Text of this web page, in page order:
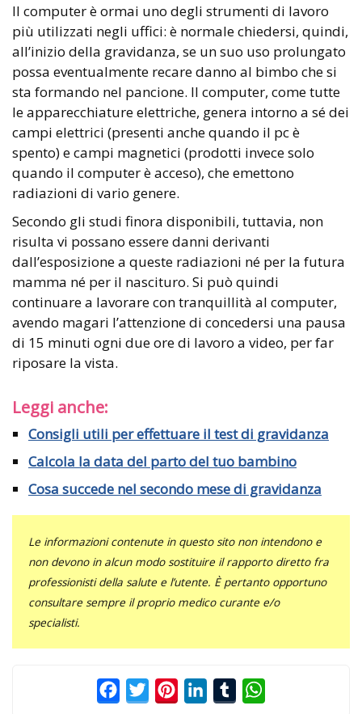
Il computer è ormai uno degli strumenti di lavoro
più utilizzati negli uffici: è normale chiedersi, quindi,
all’inizio della gravidanza, se un suo uso prolungato
possa eventualmente recare danno al bimbo che si
sta formando nel pancione. Il computer, come tutte
le apparecchiature elettriche, genera intorno a sé dei
campi elettrici (presenti anche quando il pc è
spento) e campi magnetici (prodotti invece solo
quando il computer è acceso), che emettono
radiazioni di vario genere.
Secondo gli studi finora disponibili, tuttavia, non
risulta vi possano essere danni derivanti
dall’esposizione a queste radiazioni né per la futura
mamma né per il nascituro. Si può quindi
continuare a lavorare con tranquillità al computer,
avendo magari l’attenzione di concedersi una pausa
di 15 minuti ogni due ore di lavoro a video, per far
riposare la vista.
Leggi anche:
Consigli utili per effettuare il test di gravidanza
Calcola la data del parto del tuo bambino
Cosa succede nel secondo mese di gravidanza
Le informazioni contenute in questo sito non intendono e
non devono in alcun modo sostituire il rapporto diretto fra
professionisti della salute e l’utente. È pertanto opportuno
consultare sempre il proprio medico curante e/o
specialisti.
FacebookTwitterPinterestLinkedInTumblr